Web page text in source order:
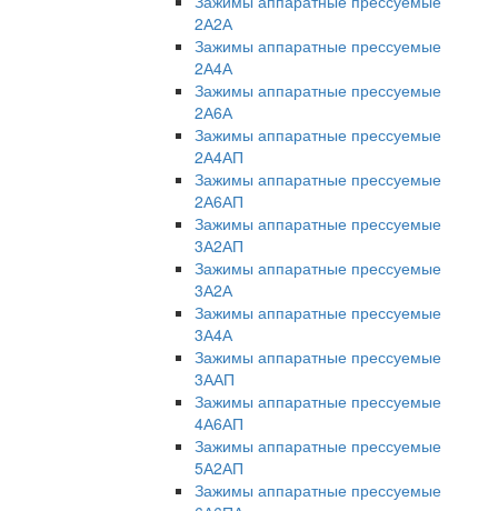
2А2А
Зажимы аппаратные прессуемые
2А4А
Зажимы аппаратные прессуемые
2А6А
Зажимы аппаратные прессуемые
2А4АП
Зажимы аппаратные прессуемые
2А6АП
Зажимы аппаратные прессуемые
3А2АП
Зажимы аппаратные прессуемые
3А2А
Зажимы аппаратные прессуемые
3А4А
Зажимы аппаратные прессуемые
3ААП
Зажимы аппаратные прессуемые
4А6АП
Зажимы аппаратные прессуемые
5А2АП
Зажимы аппаратные прессуемые